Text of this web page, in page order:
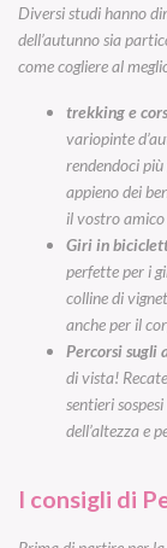
Diversi studi hanno
dell’autunno sia
come cogliere al
trekking e
variopinte
rendendoci più
appieno dei
il vostro
Giri in
perfette per i
colline di
anche per il
Percorsi sugli
di vista!
sentieri
dell’altezza e
I consigli di